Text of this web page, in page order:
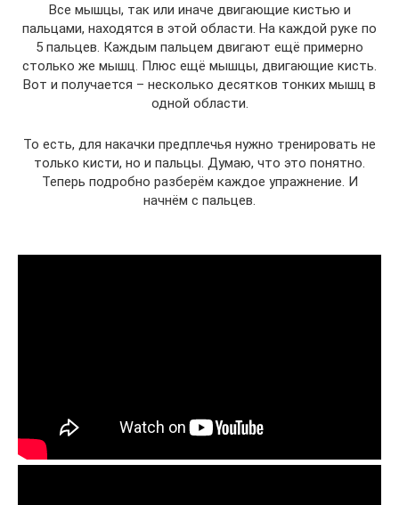
Все мышцы, так или иначе двигающие кистью и
пальцами, находятся в этой области. На каждой руке по
5 пальцев. Каждым пальцем двигают ещё примерно
столько же мышц. Плюс ещё мышцы, двигающие кисть.
Вот и получается – несколько десятков тонких мышц в
одной области.
То есть, для накачки предплечья нужно тренировать не
только кисти, но и пальцы. Думаю, что это понятно.
Теперь подробно разберём каждое упражнение. И
начнём с пальцев.